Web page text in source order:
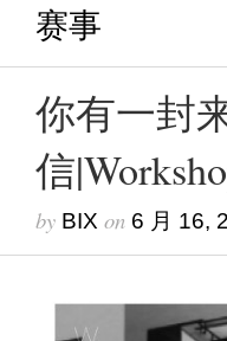
赛事
你有一封
信
by BIX on 6 月 16,